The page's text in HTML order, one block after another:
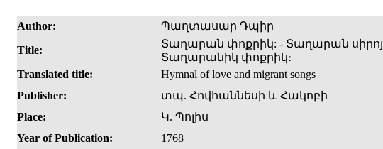
Author:
Պաղտասար Դպիր
Title:
Տաղարան փոքրիկ: - Տաղարան
Տաղարանիկ փոքրիկ։
Translated title:
Hymnal of love and migrant songs
Publisher:
տպ. Հովհաննեսի և Հակոբի
Place:
Կ. Պոլիս
Year of Publication:
1768